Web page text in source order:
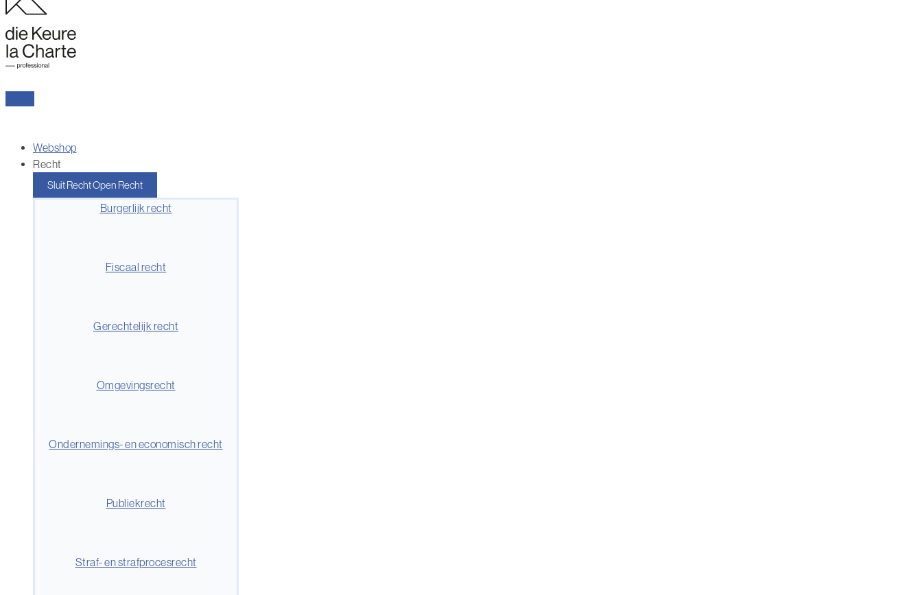
Webshop
Recht
Sluit RechtOpen Recht
Burgerlijk recht
Fiscaal recht
Gerechtelijk recht
Omgevingsrecht
Ondernemings- en economisch recht
Publiekrecht
Straf- en strafprocesrecht